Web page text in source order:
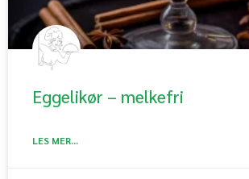
Eggelikør – melkefri
LES MER...